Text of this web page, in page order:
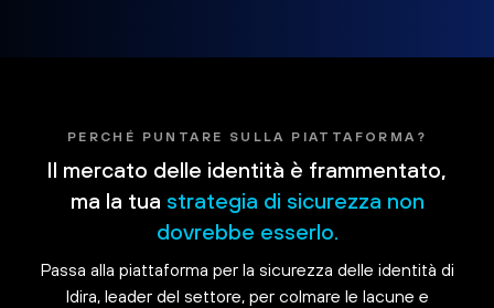
PERCHÉ PUNTARE SULLA PIATTAFORMA?
Il mercato delle identità è frammentato,
ma la tua strategia di sicurezza non
dovrebbe esserlo.
Passa alla piattaforma per la sicurezza delle identità di
Idira, leader del settore, per colmare le lacune e